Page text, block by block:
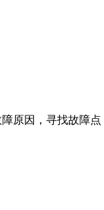
原因，寻找故障点